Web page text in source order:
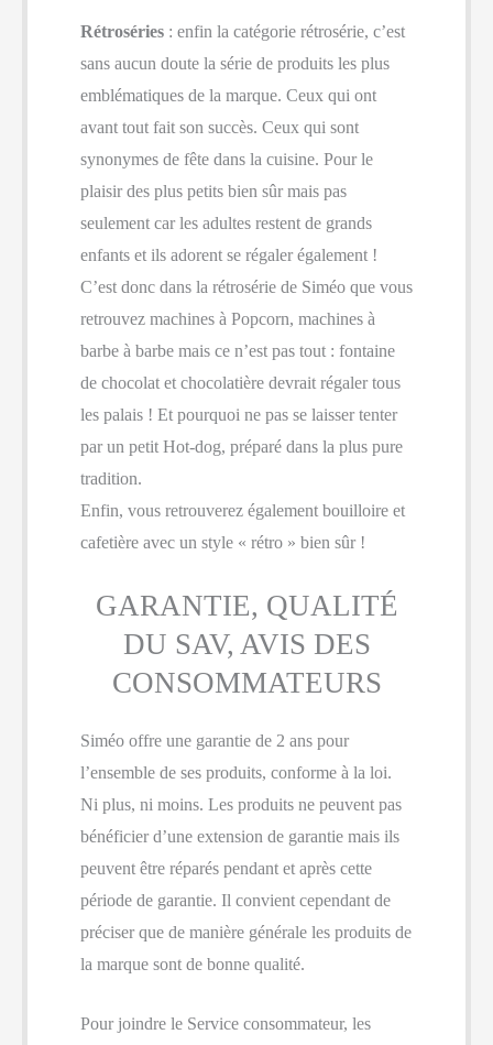
Rétroséries : enfin la catégorie rétrosérie, c’est
sans aucun doute la série de produits les plus
emblématiques de la marque. Ceux qui ont
avant tout fait son succès. Ceux qui sont
synonymes de fête dans la cuisine. Pour le
plaisir des plus petits bien sûr mais pas
seulement car les adultes restent de grands
enfants et ils adorent se régaler également !
C’est donc dans la rétrosérie de Siméo que vous
retrouvez machines à Popcorn, machines à
barbe à barbe mais ce n’est pas tout : fontaine
de chocolat et chocolatière devrait régaler tous
les palais ! Et pourquoi ne pas se laisser tenter
par un petit Hot-dog, préparé dans la plus pure
tradition.
Enfin, vous retrouverez également bouilloire et
cafetière avec un style « rétro » bien sûr !
GARANTIE, QUALITÉ
DU SAV, AVIS DES
CONSOMMATEURS
Siméo offre une garantie de 2 ans pour
l’ensemble de ses produits, conforme à la loi.
Ni plus, ni moins. Les produits ne peuvent pas
bénéficier d’une extension de garantie mais ils
peuvent être réparés pendant et après cette
période de garantie. Il convient cependant de
préciser que de manière générale les produits de
la marque sont de bonne qualité.
Pour joindre le Service consommateur, les